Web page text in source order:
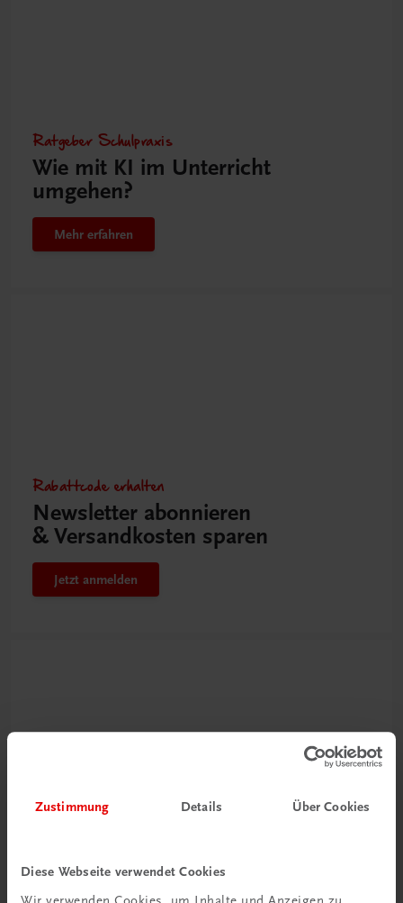
Zustimmung Details Über Cookies
Diese Webseite verwendet Cookies
Ratgeber Schulpraxis
Wie mit KI im Unterricht
umgehen?
Mehr erfahren
Rabattcode erhalten
Newsletter abonnieren
& Versandkosten sparen
Jetzt anmelden
Tipps & Tricks